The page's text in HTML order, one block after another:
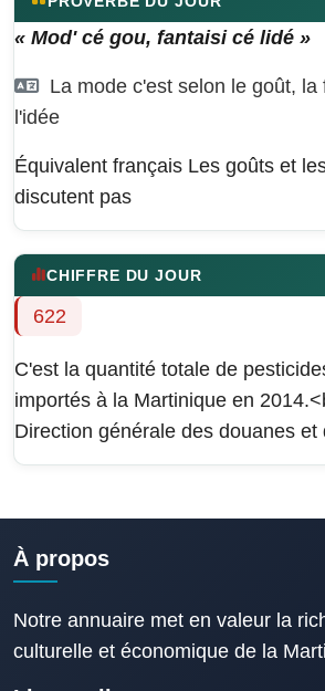
« Mod' cé gou, fantaisi cé lidé »
La mode c'est selon le goût, la
l'idée
Équivalent français Les goûts et
discutent pas
CHIFFRE DU JOUR
622
C'est la quantité totale de
importés à la Martinique en
Direction générale des douanes et
À propos
Notre annuaire met en valeur la
culturelle et économique de la